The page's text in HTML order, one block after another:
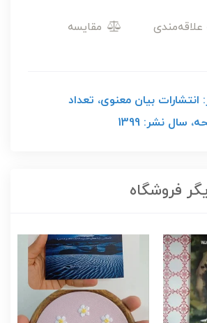
مقایسه
بیان معنوی، تعداد
فروشگاه